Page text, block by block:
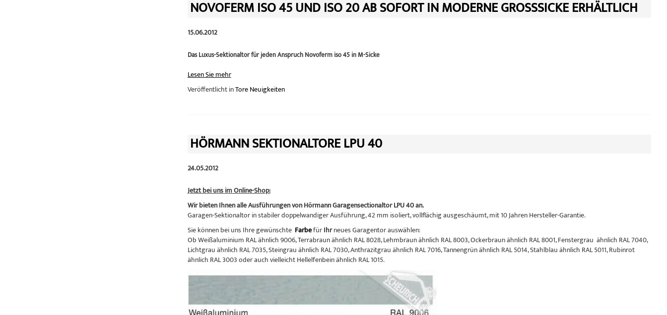
NOVOFERM ISO 45 UND ISO 20 AB SOFORT IN MODERNE GROSSSICKE ERHÄLTLICH
15.06.2012
Das Luxus-Sektionaltor für jeden Anspruch Novoferm iso 45 in M-Sicke
Lesen Sie mehr
Veröffentlicht inTore Neuigkeiten
HÖRMANN SEKTIONALTORE LPU 40
24.05.2012
Jetzt bei uns im Online-Shop:
Wir bieten Ihnen alle Ausführungen von Hörmann Garagensectionaltor LPU 40 an.
Garagen-Sektionaltor in stabiler doppelwandiger Ausführung, 42 mm isoliert, vollflächig ausgeschäumt, mit 10 Jahren Hersteller-Garantie.
Sie können bei uns Ihre gewünschte FarbefürIhrneues Garagentor auswählen:
Ob Weißaluminium RAL ähnlich 9006, Terrabraun ähnlich RAL 8028, Lehmbraun ähnlich RAL 8003, Ockerbraun ähnlich RAL 8001, Fenstergrau ähnlich RAL 7040,
Lichtgrau ähnlich RAL 7035, Steingrau ähnlich RAL 7030, Anthrazitgrau ähnlich RAL 7016, Tannengrün ähnlich RAL 5014, Stahlblau ähnlich RAL 5011, Rubinrot
ähnlich RAL 3003 oder auch vielleicht Hellelfenbein ähnlich RAL 1015.